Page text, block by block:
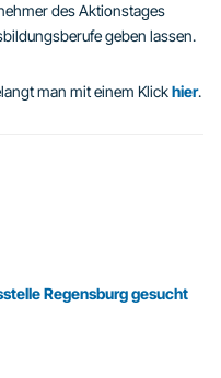
des Aktionstages
geben lassen.
man mit einem Klickhier.
Regensburg gesucht